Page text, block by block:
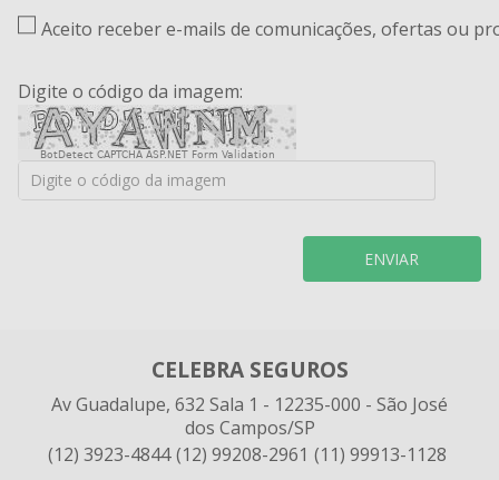
Aceito receber e-mails de comunicações, ofertas ou
Digite o código da imagem:
BotDetect CAPTCHA ASP.NET Form Validation
ENVIAR
CELEBRA SEGUROS
Av Guadalupe, 632 Sala 1 - 12235-000 - São José
dos Campos/SP
(12) 3923-4844 (12) 99208-2961 (11) 99913-1128